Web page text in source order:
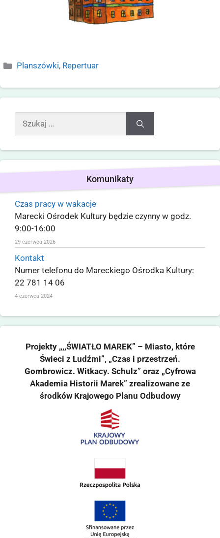
Planszówki, Repertuar
Komunikaty
Czas pracy w wakacje
Marecki Ośrodek Kultury będzie czynny w godz.
9:00-16:00
29 czerwca 2026
Kontakt
Numer telefonu do Mareckiego Ośrodka Kultury:
22 781 14 06
4 czerwca 2024
Projekty „,,ŚWIATŁO MAREK” – Miasto, które
Świeci z Ludźmi”, „Czas i przestrzeń.
Gombrowicz. Witkacy. Schulz” oraz „Cyfrowa
Akademia Historii Marek” zrealizowane ze
środków Krajowego Planu Odbudowy